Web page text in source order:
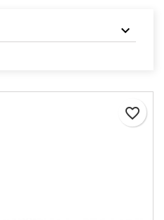
favorite_border